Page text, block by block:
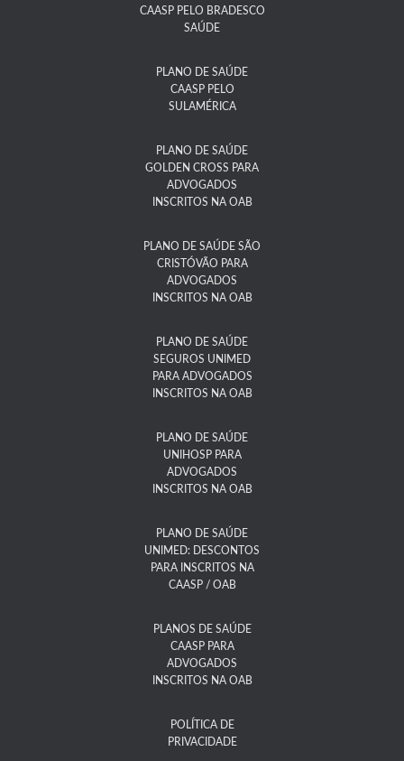
CAASP PELO BRADESCO
SAÚDE
PLANO DE SAÚDE
CAASP PELO
SULAMÉRICA
PLANO DE SAÚDE
GOLDEN CROSS PARA
ADVOGADOS
INSCRITOS NA OAB
PLANO DE SAÚDE SÃO
CRISTÓVÃO PARA
ADVOGADOS
INSCRITOS NA OAB
PLANO DE SAÚDE
SEGUROS UNIMED
PARA ADVOGADOS
INSCRITOS NA OAB
PLANO DE SAÚDE
UNIHOSP PARA
ADVOGADOS
INSCRITOS NA OAB
PLANO DE SAÚDE
UNIMED: DESCONTOS
PARA INSCRITOS NA
CAASP / OAB
PLANOS DE SAÚDE
CAASP PARA
ADVOGADOS
INSCRITOS NA OAB
POLÍTICA DE
PRIVACIDADE